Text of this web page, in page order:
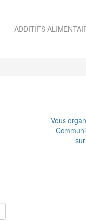
ADDITIFS
Vous